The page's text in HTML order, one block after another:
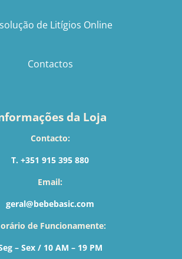
de Litígios Online
Contactos
da Loja
Contacto:
T. +351 915 395 880
Email:
geral@bebebasic.com
de Funcionamente:
– Sex / 10 AM – 19 PM